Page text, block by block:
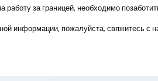
работу за границей, необходимо
информации, пожалуйста, свяжитесь с